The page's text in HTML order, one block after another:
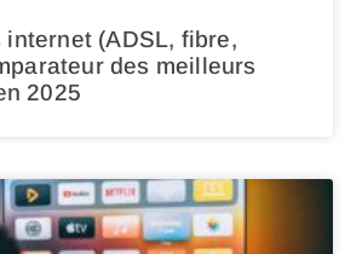
internet (ADSL, fibre,
des meilleurs
2025